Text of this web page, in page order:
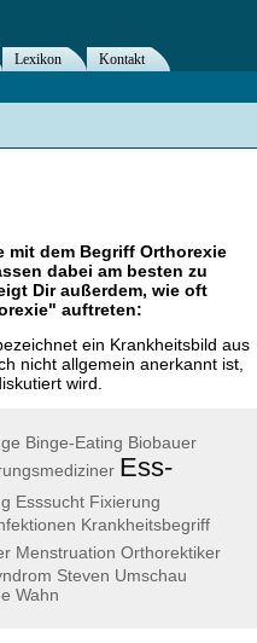
mit dem Begriff Orthorexie
dabei am besten zu
Dir außerdem, wie oft
" auftreten:
ein Krankheitsbild aus
nicht allgemein anerkannt ist,
wird.
Binge-Eating Biobauer
Ess-
Esssucht Fixierung
Krankheitsbegriff
Menstruation Orthorektiker
Steven Umschau
Wahn
Lexikon
Kontakt